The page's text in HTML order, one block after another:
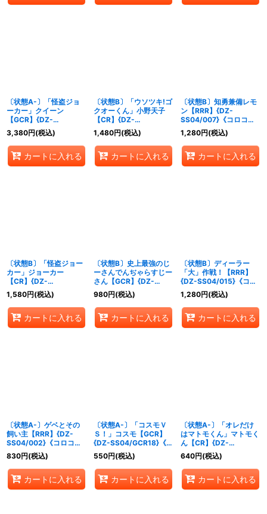
〔状態A-〕「怪盗ジョ
ーカー」クイーン
【GCR】{DZ-
SS04/GCR11}《リリカ
ルモナステリオ》
3,380円(税込)
カートに入れる
〔状態B〕「ウソツキ!ゴ
クオーくん」小野天子
【CR】{DZ-
SS04/CR20}《コロコ
ロケテルサンクチュア
リ》
1,480円(税込)
カートに入れる
〔状態B〕知勇兼備レモ
ン【RRR】{DZ-
SS04/007}《コロコロ
ダークステイツ》
1,280円(税込)
カートに入れる
〔状態B〕「怪盗ジョー
カー」ジョーカー
【CR】{DZ-
SS04/CR27}《その他》
1,580円(税込)
カートに入れる
〔状態B〕史上最強のじ
ーさんでんぢゃらすじー
さん【GCR】{DZ-
SS04/GCR13}《コロコ
ロドラゴンエンパイア》
980円(税込)
カートに入れる
〔状態B〕ディーラー
「大」作戦！【RRR】
{DZ-SS04/015}《コロ
コロケテルサンクチュア
リ》
1,280円(税込)
カートに入れる
〔状態A-〕ゲベとその
飼い主【RRR】{DZ-
SS04/002}《コロコロ
ドラゴンエンパイア》
830円(税込)
カートに入れる
〔状態A-〕「コスモＶ
Ｓ！」コスモ【GCR】
{DZ-SS04/GCR18}《コ
ロコロブラントゲート》
550円(税込)
カートに入れる
〔状態A-〕「オレだけ
はマトモくん」マトモく
ん【CR】{DZ-
SS04/CR09}《ストイ
ケイア》
640円(税込)
カートに入れる